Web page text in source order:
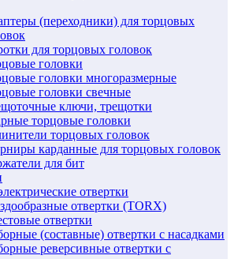
(переходники) для торцовых
для торцовых головок
головки
головки многоразмерные
головки свечные
ключи, трещотки
торцовые головки
торцовых головок
карданные для торцовых головок
для бит
отвертки
отвертки (TORX)
отвертки
(составные) отвертки с насадками
реверсивные отвертки с